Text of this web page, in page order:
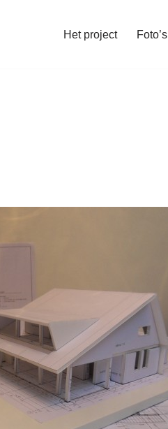
Het project Foto’s